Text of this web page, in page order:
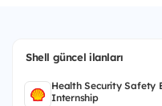
Shell güncel ilanları
Health Security Safety
Internship